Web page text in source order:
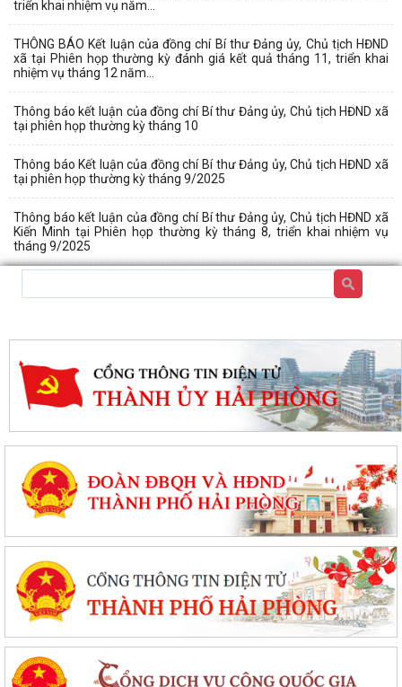
triển khai nhiệm vụ năm...
THÔNG BÁO Kết luận của đồng chí Bí thư Đảng ủy, Chủ tịch HĐND
xã tại Phiên họp thường kỳ đánh giá kết quả tháng 11, triển khai
nhiệm vụ tháng 12 năm...
Thông báo kết luận của đồng chí Bí thư Đảng ủy, Chủ tịch HĐND xã
tại phiên họp thường kỳ tháng 10
Thông báo Kết luận của đồng chí Bí thư Đảng ủy, Chủ tịch HĐND xã
tại phiên họp thường kỳ tháng 9/2025
Thông báo kết luận của đồng chí Bí thư Đảng ủy, Chủ tịch HĐND xã
Kiến Minh tại Phiên họp thường kỳ tháng 8, triển khai nhiệm vụ
tháng 9/2025